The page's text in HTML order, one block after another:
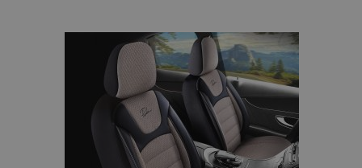
Списък
с
желани
продукти